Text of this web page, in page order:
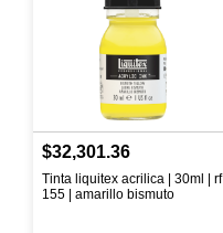
$32,301.36
Tinta liquitex acrilica | 30ml | rf
155 | amarillo bismuto